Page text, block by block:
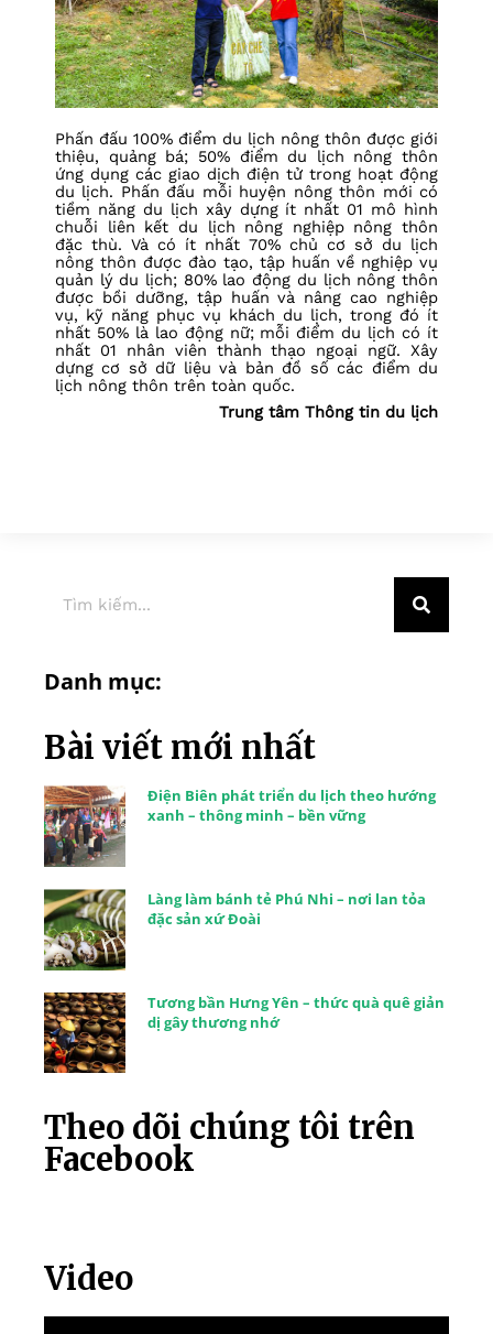
Phấn đấu 100% điểm du lịch nông thôn được giới
thiệu, quảng bá; 50% điểm du lịch nông thôn
ứng dụng các giao dịch điện tử trong hoạt động
du lịch. Phấn đấu mỗi huyện nông thôn mới có
tiềm năng du lịch xây dựng ít nhất 01 mô hình
chuỗi liên kết du lịch nông nghiệp nông thôn
đặc thù. Và có ít nhất 70% chủ cơ sở du lịch
nông thôn được đào tạo, tập huấn về nghiệp vụ
quản lý du lịch; 80% lao động du lịch nông thôn
được bồi dưỡng, tập huấn và nâng cao nghiệp
vụ, kỹ năng phục vụ khách du lịch, trong đó ít
nhất 50% là lao động nữ; mỗi điểm du lịch có ít
nhất 01 nhân viên thành thạo ngoại ngữ. Xây
dựng cơ sở dữ liệu và bản đồ số các điểm du
lịch nông thôn trên toàn quốc.
Trung tâm Thông tin du lịch
Danh mục:
Bài viết mới nhất
Điện Biên phát triển du lịch theo hướng
xanh – thông minh – bền vững
Làng làm bánh tẻ Phú Nhi – nơi lan tỏa
đặc sản xứ Đoài
Tương bần Hưng Yên – thức quà quê giản
dị gây thương nhớ
Theo dõi chúng tôi trên
Facebook
Video